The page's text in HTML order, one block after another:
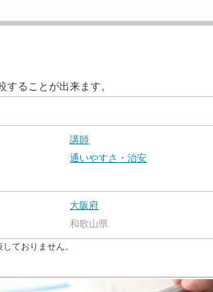
ることが出来ます。
講師
通いやすさ・治安
大阪府
和歌山県
ておりません。